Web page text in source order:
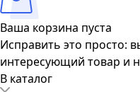
Ваша корзина пуста
Исправить это просто:
интересующий товар и
В каталог